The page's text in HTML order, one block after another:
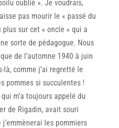
oublié ». Je voudrais,
pas mourir le « passé du
sur cet « oncle » qui a
sorte de pédagogue. Nous
de l’automne 1940 à juin
là, comme j’ai regretté le
pommes si succulentes !
m’a toujours appelé du
de Rigadin, avait souri
les pommiers